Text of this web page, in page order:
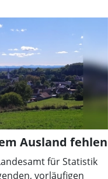
in
mit mehr als zehn
so viele
Vorjahr. Das
von 89,4 Prozent.
Ausland fehlen
für Statistik
vorläufigen